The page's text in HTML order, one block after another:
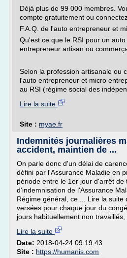
Déjà plus de 99 000 membres.
compte gratuitement ou
F.A.Q. de l'auto entrepreneur et
Qu'est ce que le RSI pour un
entrepreneur artisan ou
Selon la profession artisanale ou
l'auto entrepreneur et micro
au RSI (régime social des
Lire la suite
Site : myae.fr
Indemnités journalières
accident, maintien de ...
On parle donc d'un délai de
défini par l'Assurance Maladie en
période entre le 1er jour d'arrêt de
d'indemnisation de l'Assurance
Régime général, ce ... Lire la suite
versées pour chaque jour du
jours habituellement non travaillés,
Lire la suite
Date: 2018-04-24 09:19:43
Site : https://humanis.com